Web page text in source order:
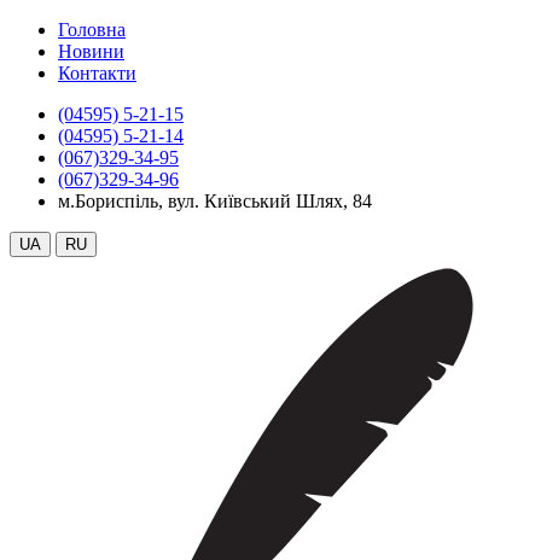
Головна
Новини
Контакти
(04595) 5-21-15
(04595) 5-21-14
(067)329-34-95
(067)329-34-96
м.Бориспіль, вул. Київський Шлях, 84
UA RU